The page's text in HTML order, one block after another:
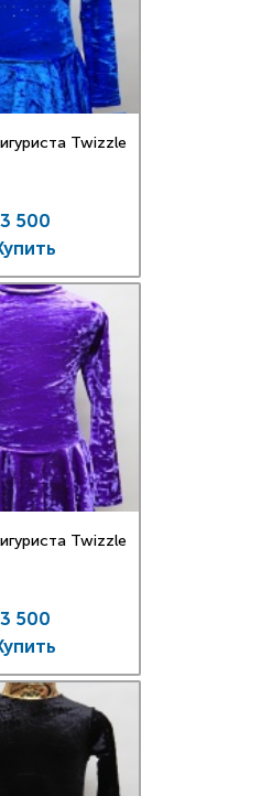
Twizzle
3 500
Twizzle
3 500